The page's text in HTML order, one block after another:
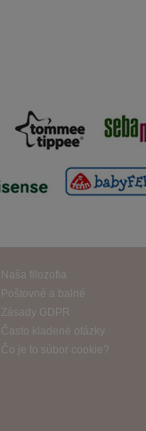
Naša filozofia
Poštovné a balné
Zásady GDPR
Často kladené otázky
Čo je to súbor cookie?